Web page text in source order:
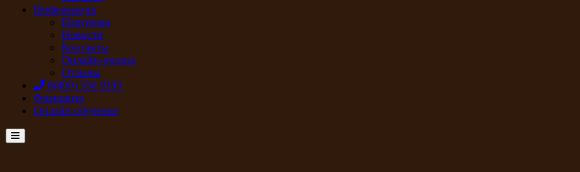
Информация
Партнеры
Новости
Контакты
Онлайн-оплата
Отзывы
8(800) 550 9193
Франшиза
Онлайн обучение
Menu